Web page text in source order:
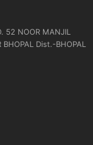
52 NOOR MANJIL
Dist.-BHOPAL